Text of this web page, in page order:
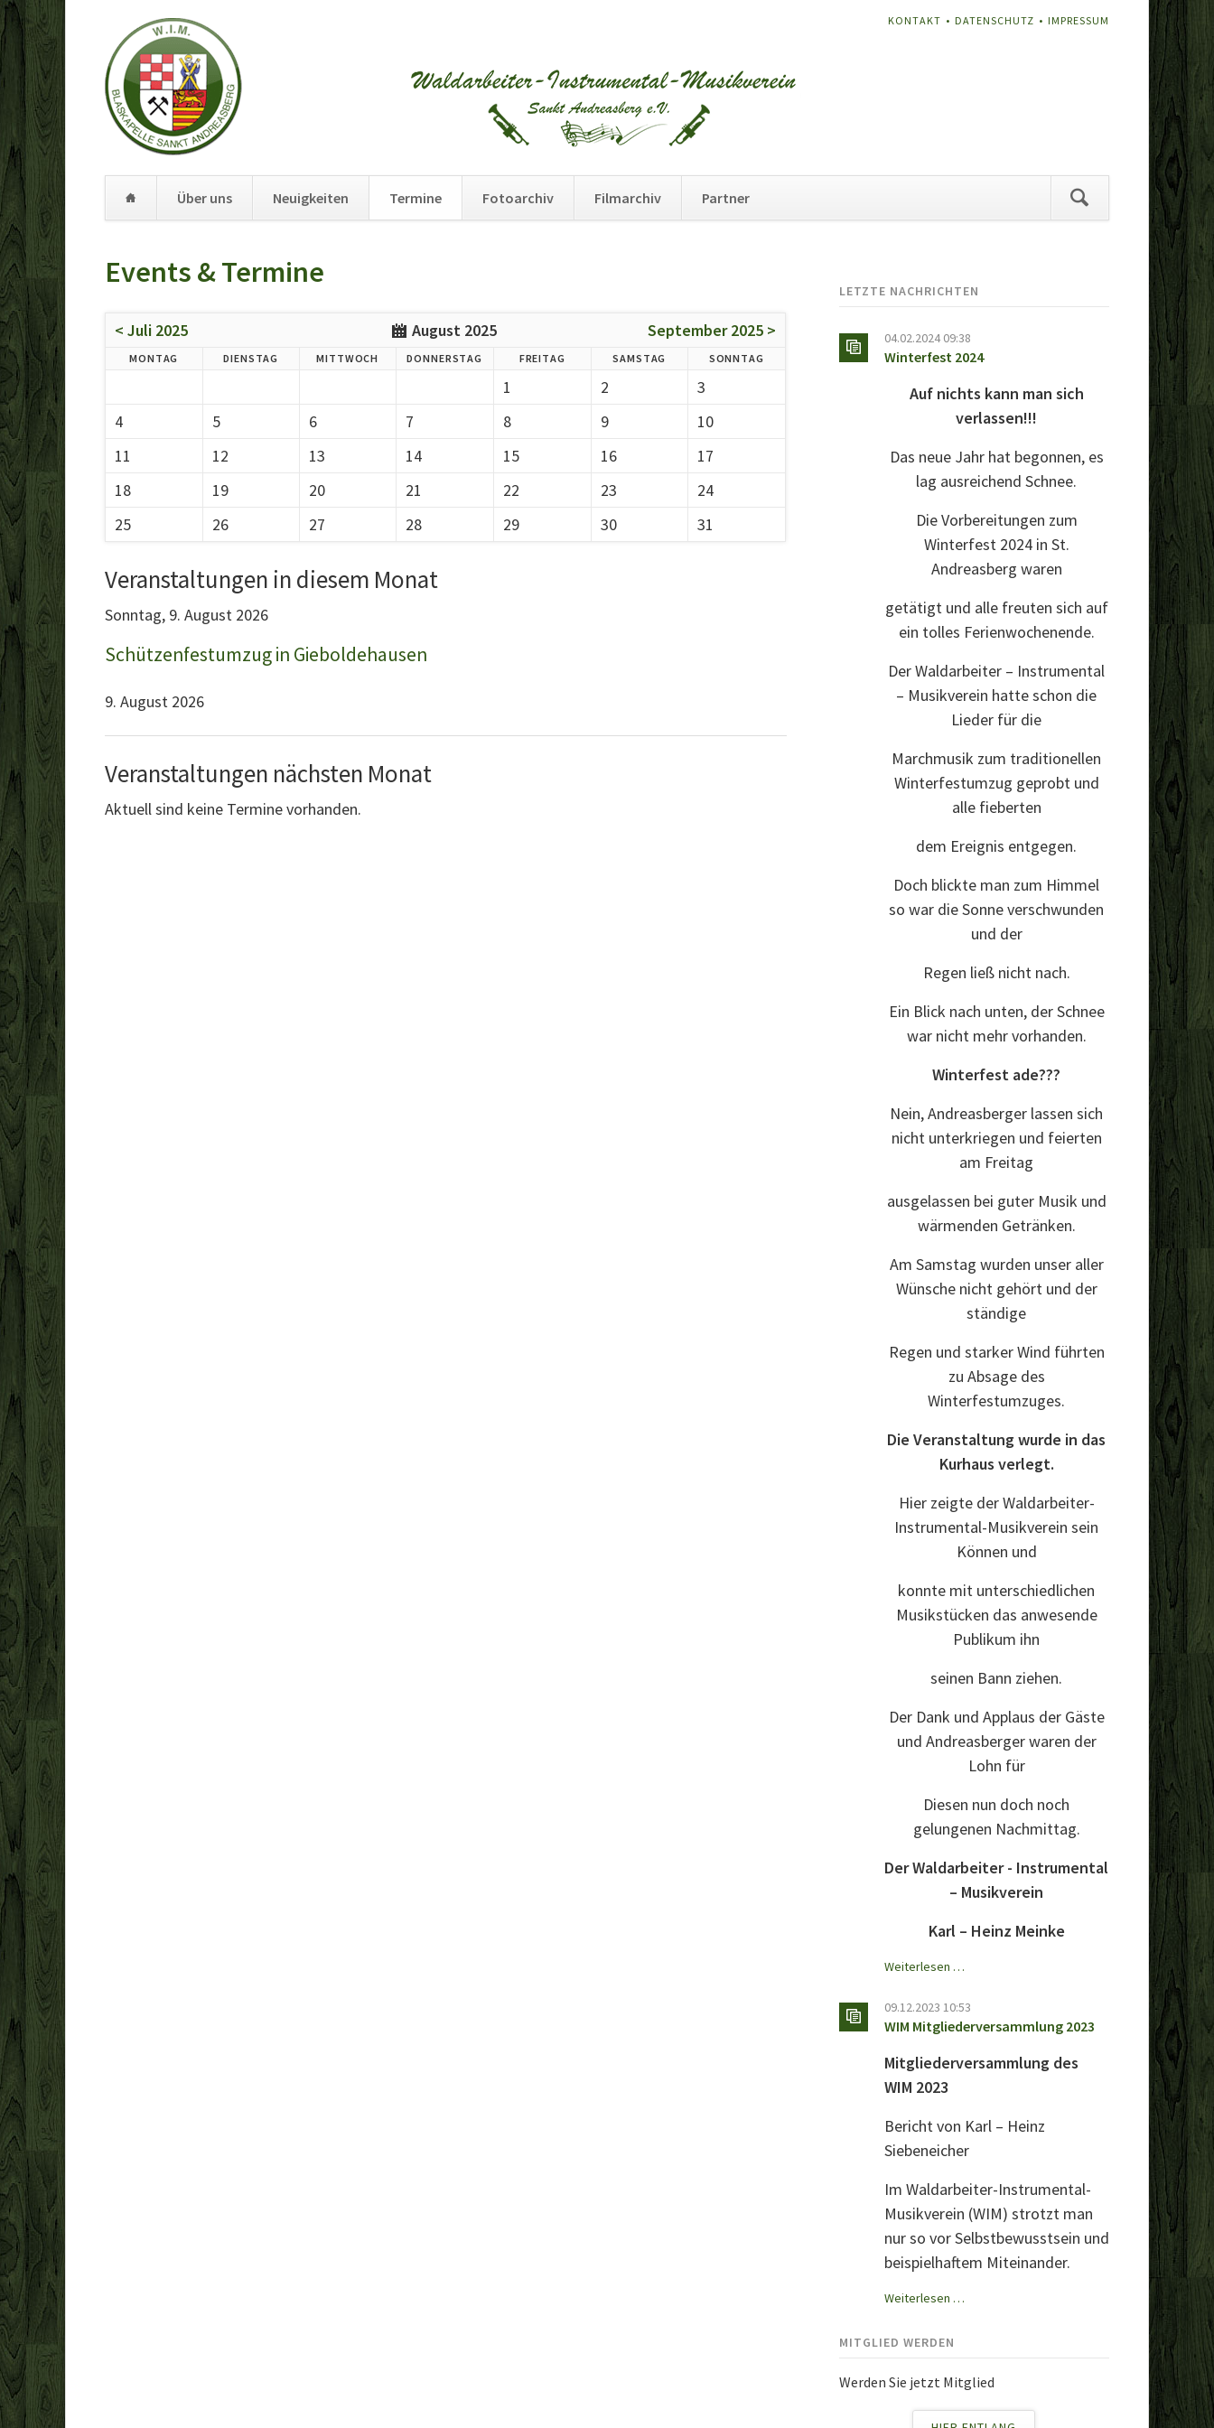
NAVIGATION
KONTAKT DATENSCHUTZ IMPRESSUM
überspringen
Über uns Neuigkeiten Termine Fotoarchiv Filmarchiv Partner
Events & Termine
< Juli 2025 August 2025 September 2025 >
MONTAG DIENSTAG MITTWOCH DONNERSTAG FREITAG SAMSTAG SONNTAG
1 2
3
4
5 6 7 8 9
10
11
12 13 14 15 16
17
18
19 20 21 22 23
24
25
26 27 28 29 30 31
Veranstaltungen in diesem Monat
Sonntag, 9. August 2026
Schützenfestumzug in Gieboldehausen
9. August 2026
Veranstaltungen nächsten Monat
Aktuell sind keine Termine vorhanden.
LETZTE NACHRICHTEN
04.02.2024 09:38
Winterfest 2024
Auf nichts kann man sich
verlassen!!!
Das neue Jahr hat begonnen, es
lag ausreichend Schnee.
Die Vorbereitungen zum
Winterfest 2024 in St.
Andreasberg waren
getätigt und alle freuten sich auf
ein tolles Ferienwochenende.
Der Waldarbeiter – Instrumental
– Musikverein hatte schon die
Lieder für die
Marchmusik zum traditionellen
Winterfestumzug geprobt und
alle fieberten
dem Ereignis entgegen.
Doch blickte man zum Himmel
so war die Sonne verschwunden
und der
Regen ließ nicht nach.
Ein Blick nach unten, der Schnee
war nicht mehr vorhanden.
Winterfest ade???
Nein, Andreasberger lassen sich
nicht unterkriegen und feierten
am Freitag
ausgelassen bei guter Musik und
wärmenden Getränken.
Am Samstag wurden unser aller
Wünsche nicht gehört und der
ständige
Regen und starker Wind führten
zu Absage des
Winterfestumzuges.
Die Veranstaltung wurde in das
Kurhaus verlegt.
Hier zeigte der Waldarbeiter-
Instrumental-Musikverein sein
Können und
konnte mit unterschiedlichen
Musikstücken das anwesende
Publikum ihn
seinen Bann ziehen.
Der Dank und Applaus der Gäste
und Andreasberger waren der
Lohn für
Diesen nun doch noch
gelungenen Nachmittag.
Der Waldarbeiter - Instrumental
– Musikverein
Karl – Heinz Meinke
Weiterlesen …Winterfest
09.12.2023 10:53
WIM Mitgliederversammlung 2023
Mitgliederversammlung des
WIM 2023
Bericht von Karl – Heinz
Siebeneicher
Im Waldarbeiter-Instrumental-
Musikverein (WIM) strotzt man
nur so vor Selbstbewusstsein und
beispielhaftem Miteinander.
Weiterlesen …WIM
MITGLIED WERDEN
Werden Sie jetzt Mitglied